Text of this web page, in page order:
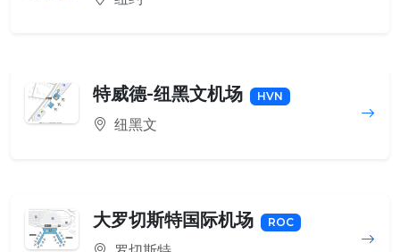
特威德-纽黑文机场 HVN
纽黑文
大罗切斯特国际机场 ROC